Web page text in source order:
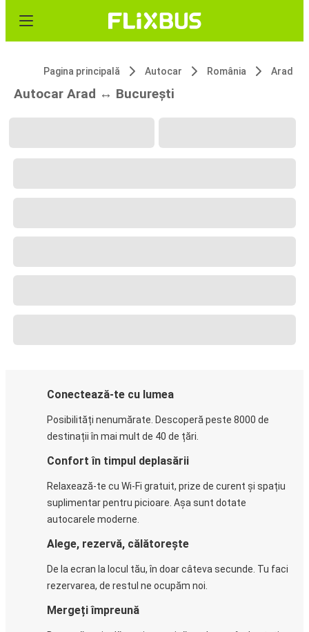
Pagina principală Autocar România Arad
Autocar Arad ↔ București
Conectează-te cu lumea
Posibilități nenumărate. Descoperă peste 8000 de
destinații în mai mult de 40 de țări.
Confort în timpul deplasării
Relaxează-te cu Wi-Fi gratuit, prize de curent și spațiu
suplimentar pentru picioare. Așa sunt dotate
autocarele moderne.
Alege, rezervă, călătorește
De la ecran la locul tău, în doar câteva secunde. Tu faci
rezervarea, de restul ne ocupăm noi.
Mergeți împreună